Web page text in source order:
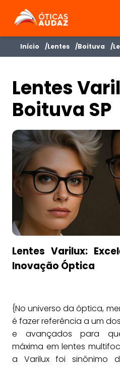
ÓTICAS AUDAZ
Início Lentes Boituva
Lentes
Boituva SP
Lentes Varilux:
Inovação Óptica
{No universo da óptica,
é fazer referência a um
e avançados para
máxima em lentes
a Varilux foi sinônimo